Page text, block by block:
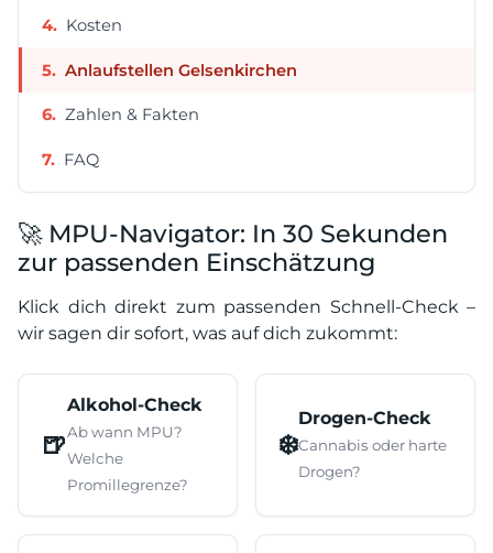
Kosten
Anlaufstellen Gelsenkirchen
Zahlen & Fakten
FAQ
🚀 MPU-Navigator: In 30 Sekunden
zur passenden Einschätzung
Klick dich direkt zum passenden Schnell-Check –
wir sagen dir sofort, was auf dich zukommt:
🍺
Alkohol-Check
Ab wann MPU?
Welche
Promillegrenze?
❄️
Drogen-Check
Cannabis oder harte
Drogen?